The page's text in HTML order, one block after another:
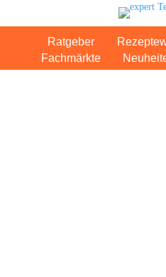
Ratgeber
Fachmärkte